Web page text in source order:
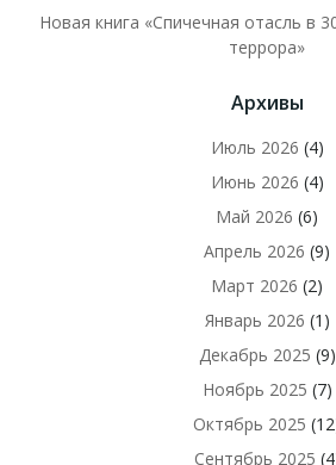
Новая книга «Спичечная отасль в
террора»
Архивы
Июль 2026 (4)
Июнь 2026 (4)
Май 2026 (6)
Апрель 2026 (9)
Март 2026 (2)
Январь 2026 (1)
Декабрь 2025 (9)
Ноябрь 2025 (7)
Октябрь 2025
Сентябрь 2025